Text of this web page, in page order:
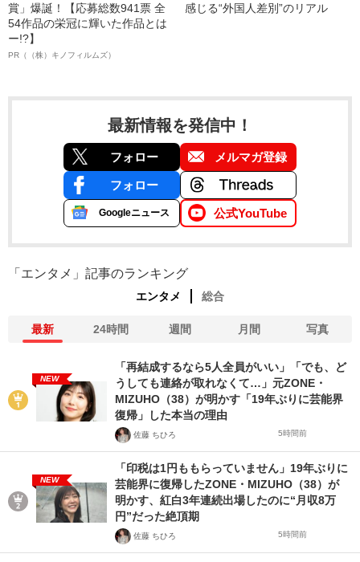
賞」爆誕！【応募総数941票 全
54作品の栄冠に輝いた作品とは
ー!?】
PR（（株）キノフィルムズ）
感じる“外国人差別”のリアル
最新情報を発信中！
フォロー メルマガ登録
フォロー
Googleニュース 公式YouTube
「エンタメ」記事のランキング
エンタメ 総合
最新 24時間 週間 月間 写真
NEW
「再結成するなら5人全員がいい」「でも、ど
うしても連絡が取れなくて…」元ZONE・
MIZUHO（38）が明かす「19年ぶりに芸能界
復帰」した本当の理由
佐藤 ちひろ 5時間前
NEW
「印税は1円ももらっていません」19年ぶりに
芸能界に復帰したZONE・MIZUHO（38）が
明かす、紅白3年連続出場したのに“月収8万
円”だった絶頂期
佐藤 ちひろ 5時間前